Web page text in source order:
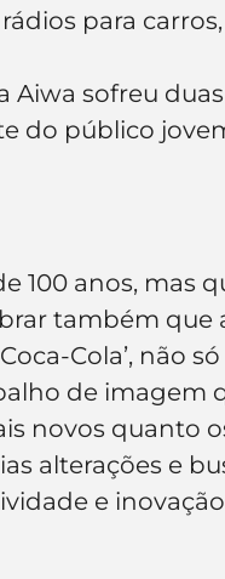
para
sofreu
do público
100 anos, mas
também que
Cola’, não
de imagem
novos quanto
alterações e
e